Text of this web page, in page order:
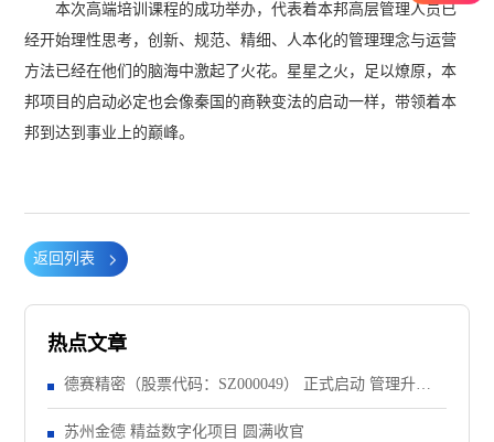
本次高端培训课程的成功举办，代表着本邦高层管理人员已
经开始理性思考，创新、规范、精细、人本化的管理理念与运营
方法已经在他们的脑海中激起了火花。星星之火，足以燎原，本
邦项目的启动必定也会像秦国的商鞅变法的启动一样，带领着本
邦到达到事业上的巅峰。
返回列表
热点文章
德赛精密（股票代码：SZ000049） 正式启动 管理升级&
精益注塑项目！
苏州金德 精益数字化项目 圆满收官